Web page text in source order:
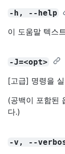
-h, --help
이 도움말 텍스
-J=<opt>
[고급] 명령을
(공백이 포함된
다.)
-v, --